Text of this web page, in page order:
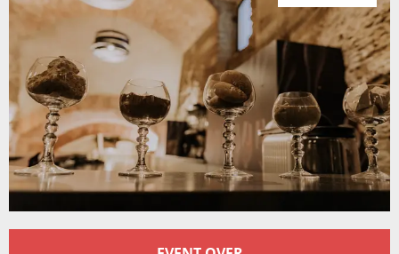
Öffnungszeiten & Kontaktdaten